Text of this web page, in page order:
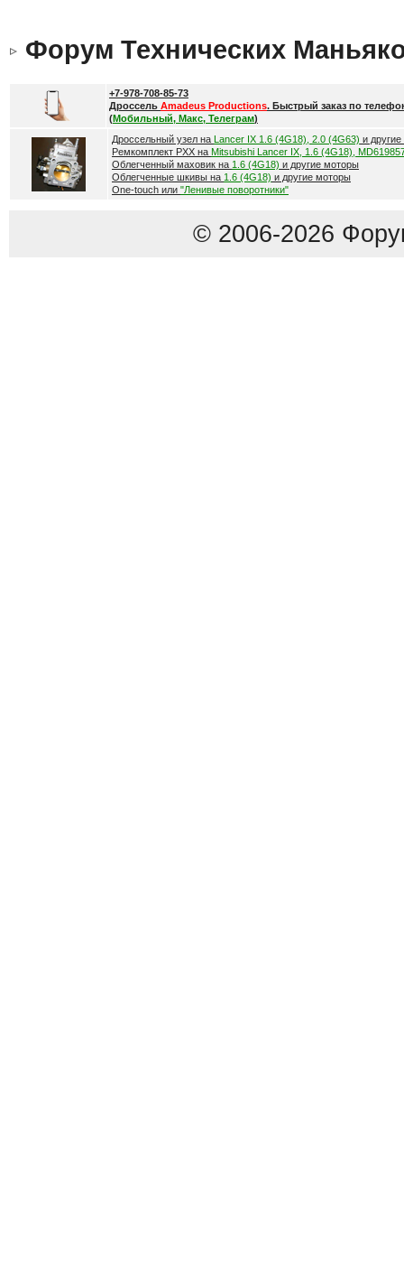
Форум Технических
+7-978-708-85-73
Дроссель Amadeus Productions. Быстрый заказ по
(Мобильный, Макс, Телеграм)
Дроссельный узел на Lancer IX 1.6 (4G18), 2.0 (4G63) и
Ремкомплект РХХ на Mitsubishi Lancer IX, 1.6 (4G18),
Облегченный маховик на 1.6 (4G18) и другие моторы
Облегченные шкивы на 1.6 (4G18) и другие моторы
One-touch или "Ленивые поворотники"
© 2006-2026